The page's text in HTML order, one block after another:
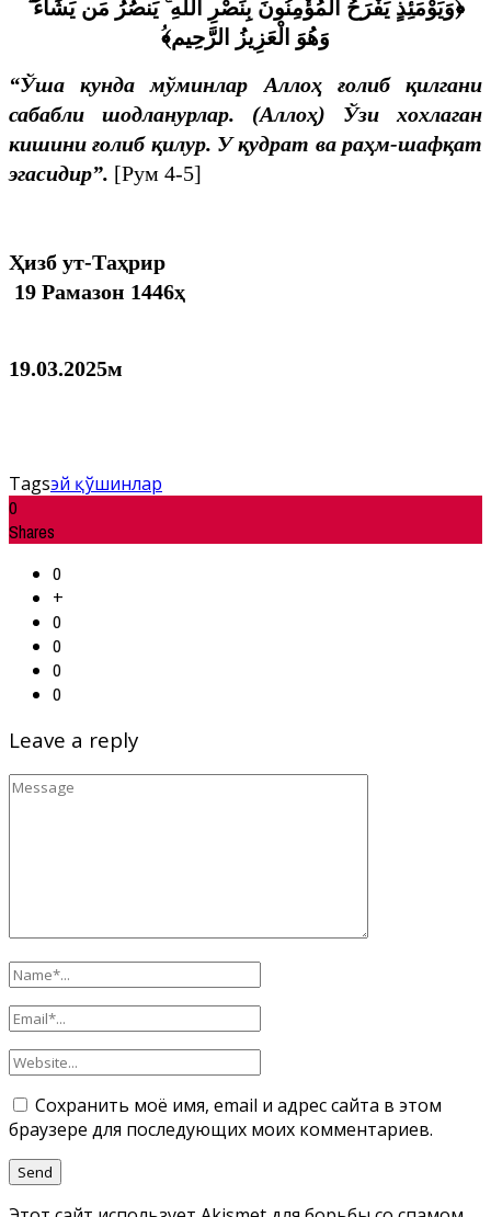
﴿وَيَوْمَئِذٍ يَفْرَحُ الْمُؤْمِنُونَ بِنَصْرِ اللَّهِ ۚ يَنصُرُ مَن يَشَاءُ ۖ
وَهُوَ الْعَزِيزُ الرَّحِيم﴾ُ
“Ўша кунда мўминлар Аллоҳ ғолиб қилгани
сабабли шодланурлар. (Аллоҳ) Ўзи хохлаган
кишини ғолиб қилур. У қудрат ва раҳм-шафқат
эгасидир”. [Рум 4-5]
Ҳизб ут-Таҳрир
19 Рамазон 1446ҳ
19.03.2025м
Tagsэй қўшинлар
0
Shares
0
+
0
0
0
0
Leave a reply
Сохранить моё имя, email и адрес сайта в этом
браузере для последующих моих комментариев.